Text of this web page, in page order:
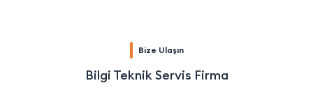
Bize Ulaşın
Bilgi Teknik Servis Firma